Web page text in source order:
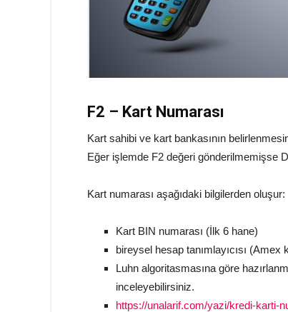
F2 – Kart Numarası
Kart sahibi ve kart bankasının
Eğer işlemde F2 değeri gönderilmemişse
Kart numarası aşağıdaki bilgilerden oluşur:
Kart BIN numarası (İlk 6 hane)
bireysel hesap tanımlayıcısı
Luhn algoritasmasına göre
inceleyebilirsiniz.
https://unalarif.com/yazi/kredi-karti-